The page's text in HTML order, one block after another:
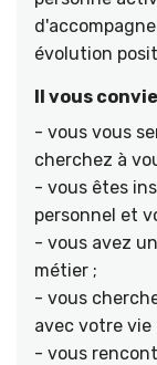
évolution
Il vous
- vous vous
cherchez à
- vous êtes
personnel et
- vous avez
métier ;
- vous
avec votre vie
- vous